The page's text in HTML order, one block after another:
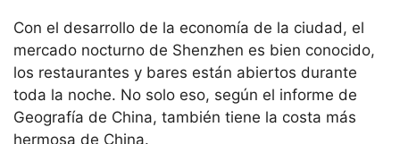
Con el desarrollo de la economía de la ciudad, el
mercado nocturno de Shenzhen es bien conocido,
los restaurantes y bares están abiertos durante
toda la noche. No solo eso, según el informe de
Geografía de China, también tiene la costa más
hermosa de China.